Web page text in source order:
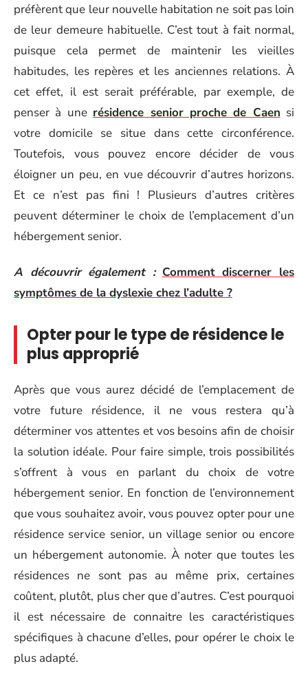
préfèrent que leur nouvelle habitation ne soit pas loin
de leur demeure habituelle. C’est tout à fait normal,
puisque cela permet de maintenir les vieilles
habitudes, les repères et les anciennes relations. À
cet effet, il est serait préférable, par exemple, de
penser à une résidence senior proche de Caen si
votre domicile se situe dans cette circonférence.
Toutefois, vous pouvez encore décider de vous
éloigner un peu, en vue découvrir d’autres horizons.
Et ce n’est pas fini ! Plusieurs d’autres critères
peuvent déterminer le choix de l’emplacement d’un
hébergement senior.
A découvrir également : Comment discerner les
symptômes de la dyslexie chez l’adulte ?
Opter pour le type de résidence le
plus approprié
Après que vous aurez décidé de l’emplacement de
votre future résidence, il ne vous restera qu’à
déterminer vos attentes et vos besoins afin de choisir
la solution idéale. Pour faire simple, trois possibilités
s’offrent à vous en parlant du choix de votre
hébergement senior. En fonction de l’environnement
que vous souhaitez avoir, vous pouvez opter pour une
résidence service senior, un village senior ou encore
un hébergement autonomie. À noter que toutes les
résidences ne sont pas au même prix, certaines
coûtent, plutôt, plus cher que d’autres. C’est pourquoi
il est nécessaire de connaitre les caractéristiques
spécifiques à chacune d’elles, pour opérer le choix le
plus adapté.